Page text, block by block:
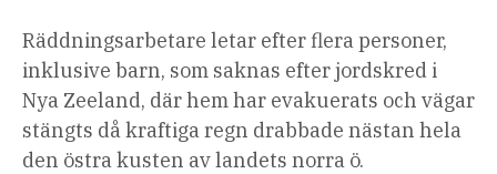
Räddningsarbetare letar efter flera personer,
inklusive barn, som saknas efter jordskred i
Nya Zeeland, där hem har evakuerats och vägar
stängts då kraftiga regn drabbade nästan hela
den östra kusten av landets norra ö.